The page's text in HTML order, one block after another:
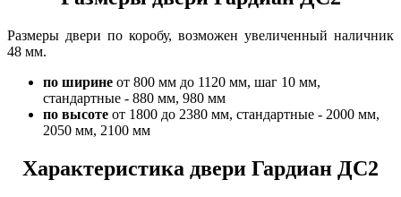
Размеры двери по коробу, возможен увеличенный наличник
48 мм.
по ширине от 800 мм до 1120 мм, шаг 10 мм,
стандартные - 880 мм, 980 мм
по высоте от 1800 до 2380 мм, стандартные - 2000 мм,
2050 мм, 2100 мм
Характеристика двери Гардиан ДС2